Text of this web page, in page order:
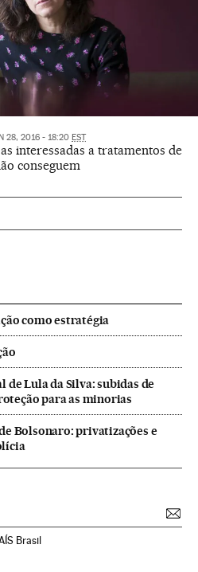
28, 2016 - 18:20 EST
interessadas a tratamentos de
conseguem
como estratégia
Lula da Silva: subidas de
para as minorias
Bolsonaro: privatizações e
Brasil